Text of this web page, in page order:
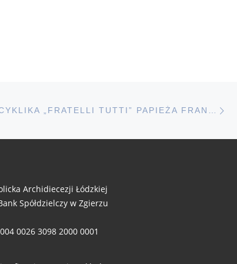
Archidiecezji Łódzkiej
Spółdzielczy w Zgierzu
0026 3098 2000 0001